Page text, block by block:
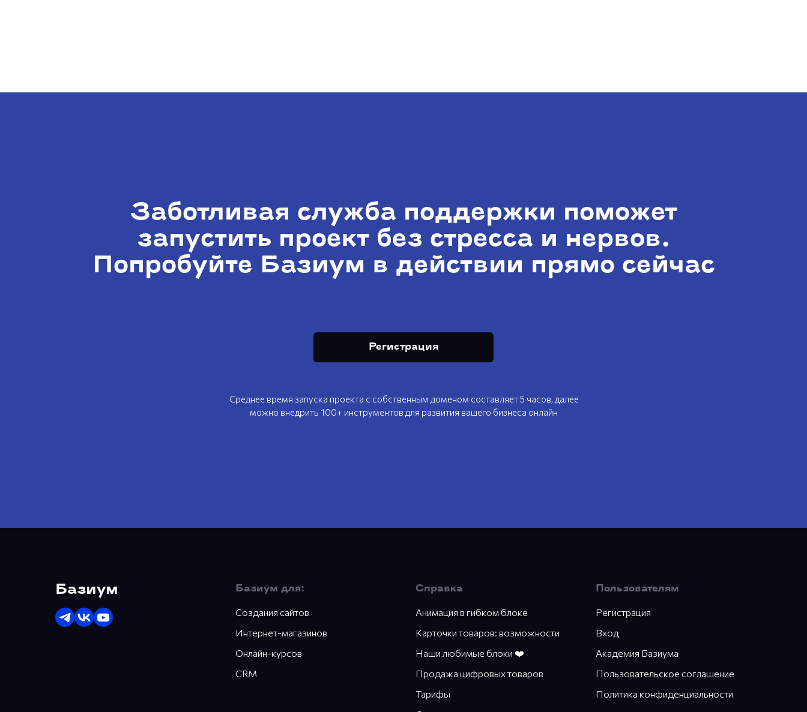
Регистрация
Среднее время запуска проекта с собственным доменом составляет 5 часов, далее
можно внедрить 100+ инструментов для развития вашего бизнеса онлайн
Заботливая служба поддержки поможет
запустить проект без стресса и нервов.
Попробуйте Базиум в действии прямо сейчас
Базиум Базиум для:
Создания сайтов
Интернет-магазинов
Онлайн-курсов
CRM
Справка
Анимация в гибком блоке
Карточки товаров: возможности
Наши любимые блоки ❤️
Продажа цифровых товаров
Тарифы
Пользователям
Регистрация
Вход
Академия Базиума
Пользовательское соглашение
Политика конфиденциальности